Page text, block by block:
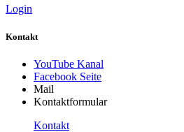
Login
Kontakt
YouTube Kanal
Facebook Seite
Mail
Kontaktformular
Kontakt